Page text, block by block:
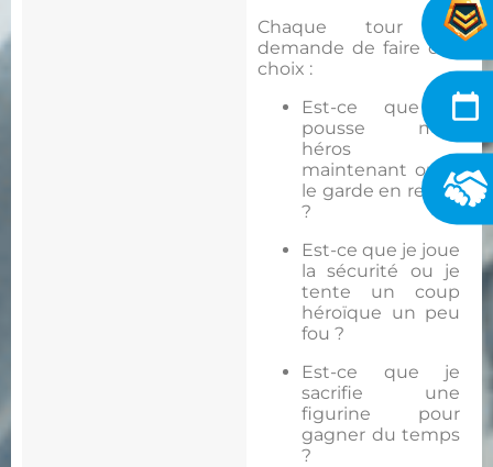
Chaque tour te
demande de faire des
choix :
Est-ce que je
pousse mon
héros
maintenant ou je
le garde en retrait
?
Est-ce que je joue
la sécurité ou je
tente un coup
héroïque un peu
fou ?
Est-ce que je
sacrifie une
figurine pour
gagner du temps
?